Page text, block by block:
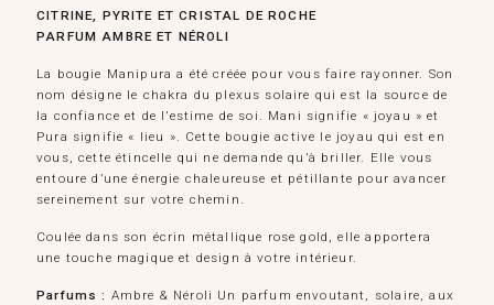
CITRINE, PYRITE ET CRISTAL DE ROCHE
PARFUM AMBRE ET NÉROLI
La bougie Manipura a été créée pour vous faire rayonner. Son
nom désigne le chakra du plexus solaire qui est la source de
la confiance et de l’estime de soi. Mani signifie « joyau » et
Pura signifie « lieu ». Cette bougie active le joyau qui est en
vous, cette étincelle qui ne demande qu’à briller. Elle vous
entoure d’une énergie chaleureuse et pétillante pour avancer
sereinement sur votre chemin.
Coulée dans son écrin métallique rose gold, elle apportera
une touche magique et design à votre intérieur.
Parfums : Ambre & Néroli Un parfum envoutant, solaire, aux